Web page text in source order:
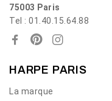
75003 Paris
Tel : 01.40.15.64.88
HARPE PARIS
La marque